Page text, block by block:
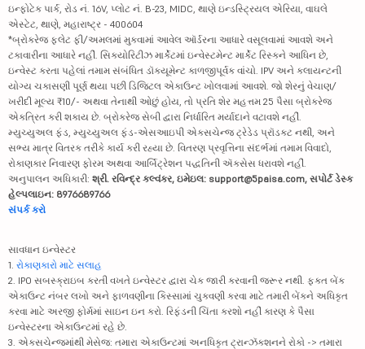
ઇન્ફોટેક પાર્ક, રોડ નં. 16V, પ્લોટ નં. B-23, MIDC, થાણે ઇન્ડસ્ટ્રિયલ એરિયા, વાઘલે
એસ્ટેટ, થાણે, મહારાષ્ટ્ર - 400604
*બ્રોકરેજ ફ્લેટ ફી/અમલમાં મુકવામાં આવેલ ઑર્ડરના આધારે વસૂલવામાં આવશે અને
ટકાવારીના આધારે નહીં. સિક્યોરિટીઝ માર્કેટમાં ઇન્વેસ્ટમેન્ટ માર્કેટ રિસ્કને આધિન છે,
ઇન્વેસ્ટ કરતા પહેલાં તમામ સંબંધિત ડૉક્યૂમેન્ટ કાળજીપૂર્વક વાંચો. IPV અને ક્લાયન્ટની
યોગ્ય ચકાસણી પૂર્ણ થયા પછી ડિજિટલ એકાઉન્ટ ખોલવામાં આવશે. જો શેરનું વેચાણ/
ખરીદી મૂલ્ય ₹10/- અથવા તેનાથી ઓછું હોય, તો પ્રતિ શેર મહત્તમ 25 પૈસા બ્રોકરેજ
એકત્રિત કરી શકાય છે. બ્રોકરેજ સેબી દ્વારા નિર્ધારિત મર્યાદાને વટાવશે નહીં.
મ્યુચ્યુઅલ ફંડ, મ્યુચ્યુઅલ ફંડ-એસઆઇપી એક્સચેન્જ ટ્રેડેડ પ્રૉડક્ટ નથી, અને
સભ્ય માત્ર વિતરક તરીકે કાર્ય કરી રહ્યા છે. વિતરણ પ્રવૃત્તિના સંદર્ભમાં તમામ વિવાદો,
રોકાણકાર નિવારણ ફોરમ અથવા આર્બિટ્રેશન પદ્ધતિની ઍક્સેસ ધરાવશે નહીં.
અનુપાલન અધિકારી: શ્રી. રવિન્દ્ર કલ્વંકર, ઇમેઇલ: support@5paisa.com, સપોર્ટ ડેસ્ક
હેલ્પલાઇન: 8976689766
સંપર્ક કરો
સાવધાન ઇન્વેસ્ટર
1. રોકાણકારો માટે સલાહ
2. IPO સબસ્ક્રાઇબ કરતી વખતે ઇન્વેસ્ટર દ્વારા ચેક જારી કરવાની જરૂર નથી. ફક્ત બેંક
એકાઉન્ટ નંબર લખો અને ફાળવણીના કિસ્સામાં ચુકવણી કરવા માટે તમારી બેંકને અધિકૃત
કરવા માટે અરજી ફોર્મમાં સાઇન ઇન કરો. રિફંડની ચિંતા કરશો નહીં કારણ કે પૈસા
ઇન્વેસ્ટરના એકાઉન્ટમાં રહે છે.
3. એક્સચેન્જમાંથી મેસેજ: તમારા એકાઉન્ટમાં અનધિકૃત ટ્રાન્ઝૅક્શનને રોકો -> તમારા